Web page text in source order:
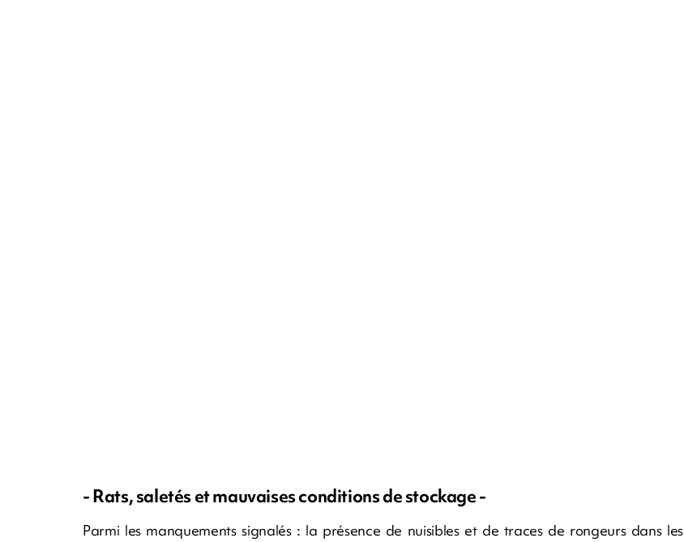
- Rats, saletés et mauvaises conditions de stockage -
Parmi les manquements signalés : la présence de nuisibles et de traces de rongeurs dans les